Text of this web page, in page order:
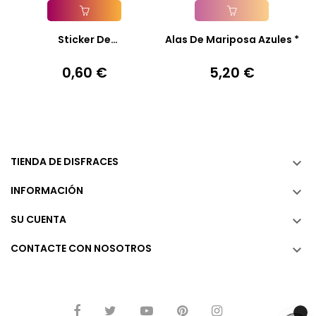
Añadir A La Cesta
Sticker De
Precio
0,60 €
Añadir A La Cesta
Alas De Mariposa Azules *
Precio
5,20 €
TIENDA DE DISFRACES 
INFORMACIÓN 
SU CUENTA 
CONTACTE CON NOSOTROS 